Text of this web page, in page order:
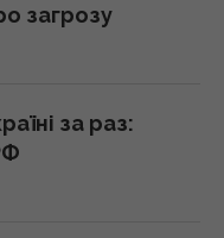
літак у
– Die Zeit
землетрус:
- ВВС
загрозу
за раз: